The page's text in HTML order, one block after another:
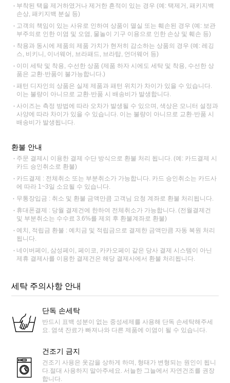
부착된 택을 제거하였거나 제거한 흔적이 있는 경우 (예: 택제거, 패키지백
손상, 패키지백 분실 등)
고객의 책임이 있는 사유로 인하여 상품이 멸실 또는 훼손된 경우 (예: 보관
부주의로 인한 이염 및 오염, 물놀이 기구 이용으로 인한 손상 및 훼손 등)
착용과 동시에 제품의 제품 가치가 현저히 감소하는 상품의 경우 (예: 레깅
스, 비키니, 이너웨어, 브라패드, 브라탑, 언더웨어 등)
이미 세탁 및 착용, 수선한 상품 (제품 하자 시에도 세탁 및 착용, 수선한 상
품은 교환·반품이 불가능합니다.)
패턴 디자인의 상품은 실제 제품과 패턴 위치가 차이가 있을 수 있습니다.
이는 불량이 아니므로 교환·반품 시 배송비가 발생합니다.
사이즈는 측정 방법에 따라 오차가 발생될 수 있으며, 색상은 모니터 설정과
사양에 따라 차이가 있을 수 있습니다. 이는 불량이 아니므로 교환·반품 시
배송비가 발생됩니다.
환불 안내
주문 결제시 이용한 결제 수단 방식으로 환불 처리 됩니다. (예: 카드결제 시
카드 승인취소로 환불)
카드결제 : 전체취소 또는 부분취소가 가능합니다. 카드 승인취소는 카드사
에 따라 1~3일 소요될 수 있습니다.
무통장입금 : 취소 및 환불 금액만큼 고객님 요청 계좌로 환불 처리됩니다.
휴대폰결제 : 당월 결제건에 한하여 전체취소가 가능합니다. (전월결제건
및 부분취소는 수수료 3.6%를 제외 후 환불계좌로 환불)
예치, 적립금 환불 : 예치금 및 적립금으로 결제한 금액만큼 자동 복원 처리
됩니다.
네이버페이, 삼성페이, 페이코, 카카오페이 같은 당사 결제 시스템이 아닌
제휴 결제사를 이용한 결제건은 해당 결제사에서 환불 처리됩니다.
세탁 주의사항 안내
단독 손세탁
반드시 표백 성분이 없는 중성세제를 사용해 단독 손세탁해주세
요. 염색 잔료가 빠져나와 다른 제품에 이염이 될 수 있습니다.
건조기 금지
건조기 사용은 옷감을 상하게 하며, 형태가 변형되는 원인이 됩니
다.절대 사용하지 말아주세요. 서늘한 그늘에서 자연건조를 권장
합니다.